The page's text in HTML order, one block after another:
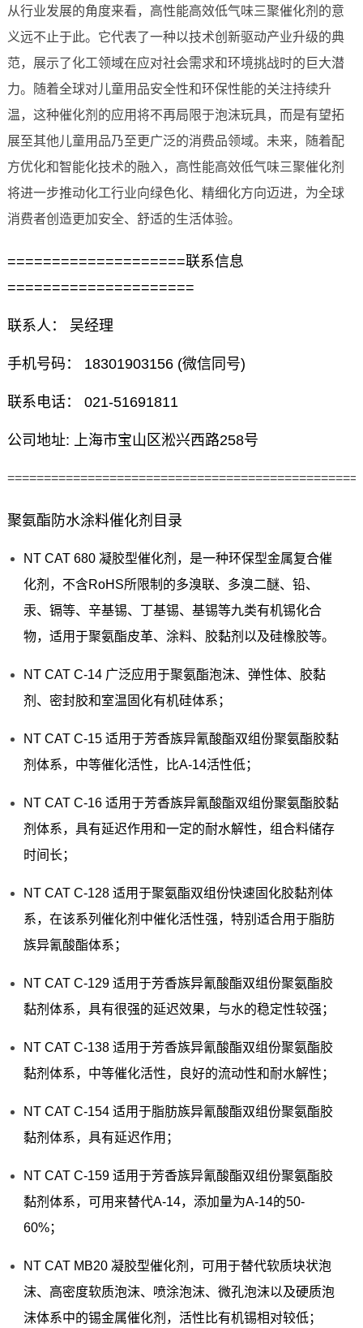
从行业发展的角度来看，高性能高效低气味三聚催化剂的意
义远不止于此。它代表了一种以技术创新驱动产业升级的典
范，展示了化工领域在应对社会需求和环境挑战时的巨大潜
力。随着全球对儿童用品安全性和环保性能的关注持续升
温，这种催化剂的应用将不再局限于泡沫玩具，而是有望拓
展至其他儿童用品乃至更广泛的消费品领域。未来，随着配
方优化和智能化技术的融入，高性能高效低气味三聚催化剂
将进一步推动化工行业向绿色化、精细化方向迈进，为全球
消费者创造更加安全、舒适的生活体验。
====================联系信息
=====================
联系人： 吴经理
手机号码： 18301903156 (微信同号)
联系电话： 021-51691811
公司地址: 上海市宝山区淞兴西路258号
聚氨酯防水涂料催化剂目录
NT CAT 680 凝胶型催化剂，是一种环保型金属复合催
化剂，不含RoHS所限制的多溴联、多溴二醚、铅、
汞、镉等、辛基锡、丁基锡、基锡等九类有机锡化合
物，适用于聚氨酯皮革、涂料、胶黏剂以及硅橡胶等。
NT CAT C-14 广泛应用于聚氨酯泡沫、弹性体、胶黏
剂、密封胶和室温固化有机硅体系；
NT CAT C-15 适用于芳香族异氰酸酯双组份聚氨酯胶黏
剂体系，中等催化活性，比A-14活性低；
NT CAT C-16 适用于芳香族异氰酸酯双组份聚氨酯胶黏
剂体系，具有延迟作用和一定的耐水解性，组合料储存
时间长；
NT CAT C-128 适用于聚氨酯双组份快速固化胶黏剂体
系，在该系列催化剂中催化活性强，特别适合用于脂肪
族异氰酸酯体系；
NT CAT C-129 适用于芳香族异氰酸酯双组份聚氨酯胶
黏剂体系，具有很强的延迟效果，与水的稳定性较强；
NT CAT C-138 适用于芳香族异氰酸酯双组份聚氨酯胶
黏剂体系，中等催化活性，良好的流动性和耐水解性；
NT CAT C-154 适用于脂肪族异氰酸酯双组份聚氨酯胶
黏剂体系，具有延迟作用；
NT CAT C-159 适用于芳香族异氰酸酯双组份聚氨酯胶
黏剂体系，可用来替代A-14，添加量为A-14的50-
60%；
NT CAT MB20 凝胶型催化剂，可用于替代软质块状泡
沫、高密度软质泡沫、喷涂泡沫、微孔泡沫以及硬质泡
沫体系中的锡金属催化剂，活性比有机锡相对较低；